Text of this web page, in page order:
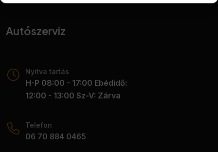
Autószerviz
Nyitva tartás
H-P 08:00 - 17:00 Ebédidő:
12:00 - 13:00 Sz-V: Zárva
Telefon
06 70 884 0465